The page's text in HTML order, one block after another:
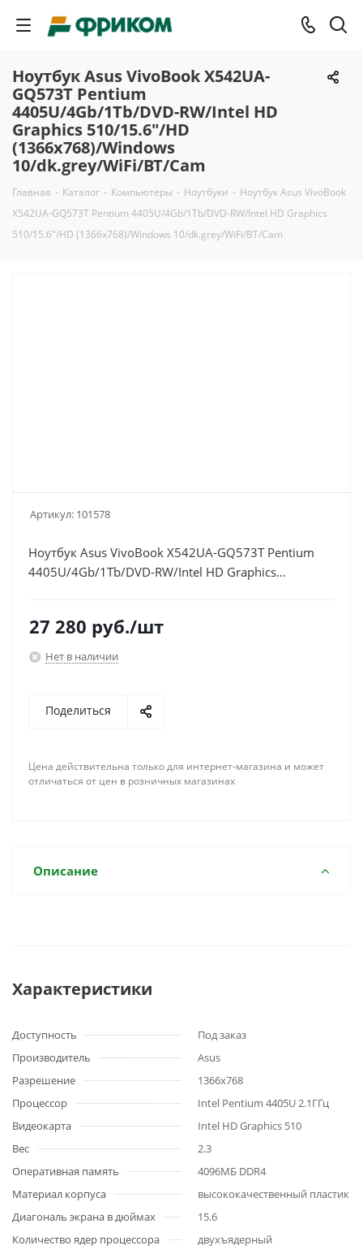
Ноутбук Asus VivoBook X542UA-
GQ573T Pentium
4405U/4Gb/1Tb/DVD-RW/Intel HD
Graphics 510/15.6"/HD
(1366x768)/Windows
10/dk.grey/WiFi/BT/Cam
Главная - Каталог - Компьютеры - Ноутбуки - Ноутбук Asus VivoBook
X542UA-GQ573T Pentium 4405U/4Gb/1Tb/DVD-RW/Intel HD Graphics
510/15.6"/HD (1366x768)/Windows 10/dk.grey/WiFi/BT/Cam
Артикул: 101578
Ноутбук Asus VivoBook X542UA-GQ573T Pentium
4405U/4Gb/1Tb/DVD-RW/Intel HD Graphics
27 280 руб./шт
Нет в наличии
Поделиться
Цена действительна только для интернет-магазина и может
отличаться от цен в розничных магазинах
Описание
Характеристики
Доступность
Под заказ
Производитель
Asus
Разрешение
1366x768
Процессор
Intel Pentium 4405U 2.1ГГц
Видеокарта
Intel HD Graphics 510
Вес
2.3
Оперативная память
4096МБ DDR4
Материал корпуса
высококачественный пластик
Диагональ экрана в дюймах
15.6
Количество ядер процессора
двухъядерный